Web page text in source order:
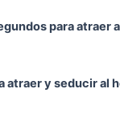
para atraer
atraer y seducir al